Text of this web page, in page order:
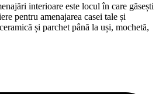
interioare este locul în care găsești
pentru amenajarea casei tale și
și parchet până la uși, mochetă,